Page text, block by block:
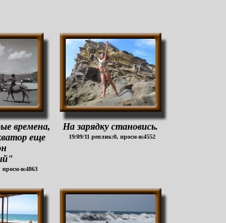
времена,
еще
просм-в:4863
На зарядку становись.
19/09/11 реплик:0, просм-в:4552